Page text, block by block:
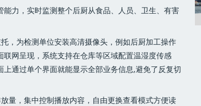
力，实时监测整个后厨从食品、人员、卫生、有害
，为检测单位安装高清摄像头，例如后厨加工操作
网呈现，系统支持在仓库等区域配置温湿度传感
通过单个界面就能显示全部业务信息,避免了反复切
量，集中控制播放内容，自由更换查看模式方便读